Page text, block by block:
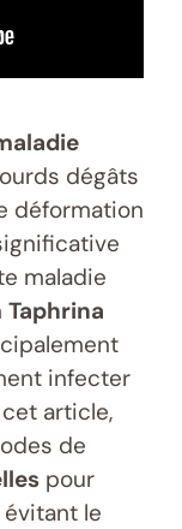
dégâts
déformation
maladie
Taphrina
infecter
article,
de
pour
le